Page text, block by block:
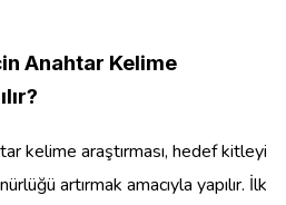
Anahtar Kelime
kelime araştırması, hedef kitleyi
artırmak amacıyla yapılır. İlk